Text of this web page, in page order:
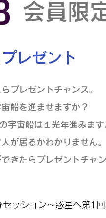
会員限
レゼント
プレゼントチャンス。
船を進ませますか？
宇宙船は１光年進みます
が居るかわかりません。
きたらプレゼントチャン
セッション〜惑星へ第1回